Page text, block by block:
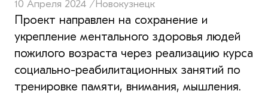
10 Апреля 2024 /Новокузнецк
Проект направлен на сохранение и
укрепление ментального здоровья людей
пожилого возраста через реализацию курса
социально-реабилитационных занятий по
тренировке памяти, внимания, мышления.